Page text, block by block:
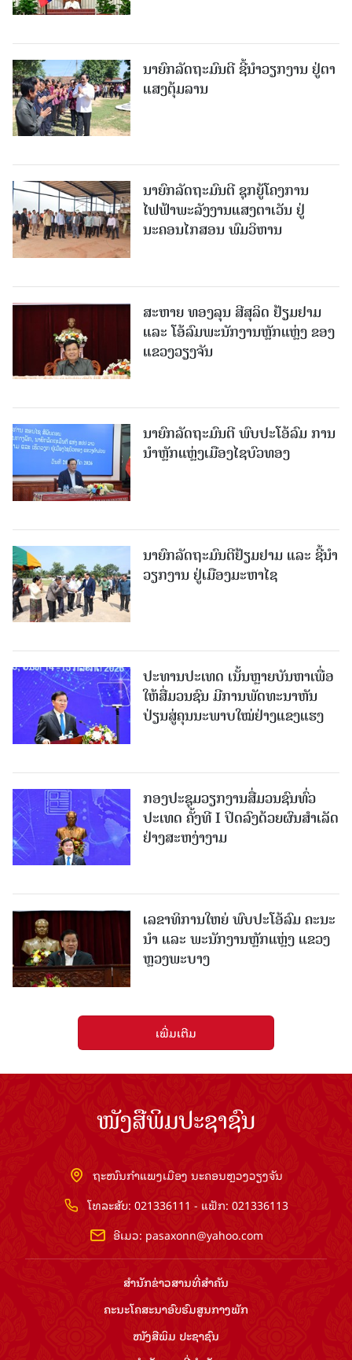
ນາຍົກລັດຖະມົນຕີ ຊີ້ນຳວຽກງານ ຢູ່ຕາ
ແສງຕຸ້ມລານ
ນາຍົກລັດຖະມົນຕີ ຊຸກຍູ້ໂຄງການ
ໄຟຟ້າພະລັງງານແສງຕາເວັນ ຢູ່
ນະຄອນໄກສອນ ພົມວິຫານ
ສະຫາຍ ທອງລຸນ ສີສຸລິດ ຢ້ຽມຢາມ
ແລະ ໂອ້ລົມພະນັກງານຫຼັກແຫຼ່ງ ຂອງ
ແຂວງວຽງຈັນ
ນາຍົກລັດຖະມົນຕີ ພົບປະໂອ້ລົມ ການ
ນຳຫຼັກແຫຼ່ງເມືອງໄຊບົວທອງ
ນາຍົກລັດຖະມົນຕີຢ້ຽມຢາມ ແລະ ຊີ້ນຳ
ວຽກງານ ຢູ່ເມືອງມະຫາໄຊ
ປະທານປະເທດ ເນັ້ນຫຼາຍບັນຫາເພື່ອ
ໃຫ້ສື່ມວນຊົນ ມີການພັດທະນາຫັນ
ປ່ຽນສູ່ຄຸນນະພາບໃໝ່ຢ່າງແຂງແຮງ
ກອງປະຊຸມວຽກງານສື່ມວນຊົນທົ່ວ
ປະເທດ ຄັ້ງທີ I ປິດລົງດ້ວຍຜົນສໍາເລັດ
ຢ່າງສະຫງ່າງາມ
ເລຂາທິການໃຫຍ່ ພົບປະໂອ້ລົມ ຄະນະ
ນໍາ ແລະ ພະນັກງານຫຼັກແຫຼ່ງ ແຂວງ
ຫຼວງພະບາງ
ເພີ່ມເຕີມ
ໜັງສືພິມປະຊາຊົນ
ຖະໜົນກຳແພງເມືອງ ນະຄອນຫຼວງວຽງຈັນ
ໂທລະສັບ: 021336111 - ແຟັກ: 021336113
ອີເມວ: pasaxonn@yahoo.com
ສຳ​ນັກ​ຂ່າວ​ສານ​ທີ່​ສຳ​ຄັນ​
ຄະນະໂຄສະນາອົບຮົມ​ສູນ​ກາງ​ພັກ
ໜັງສືພິມ ປະ​ຊາ​ຊົນ